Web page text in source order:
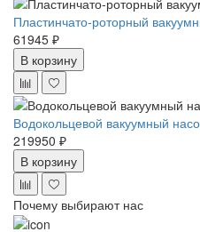
Пластинчато-роторный
61945 ₽
В корзину
Водокольцевой вакуумный
219950 ₽
В корзину
Почему выбирают нас